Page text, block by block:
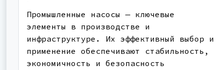
Промышленные насосы — ключевые
элементы в производстве и
инфраструктуре. Их эффективный выбор и
применение обеспечивают стабильность,
экономичность и безопасность